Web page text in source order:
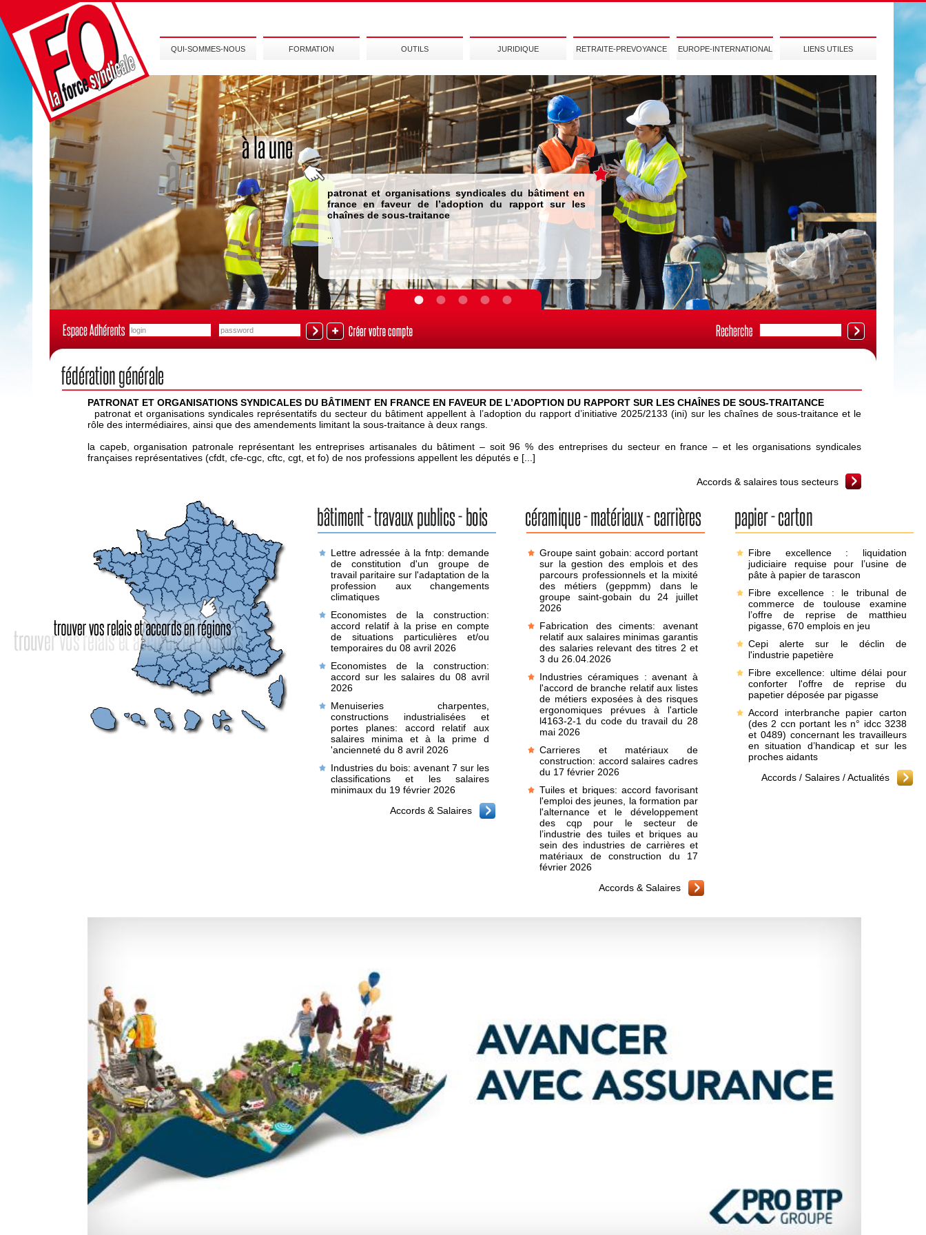
QUI-SOMMES-NOUS FORMATION OUTILS JURIDIQUE RETRAITE-PREVOYANCE EUROPE-INTERNATIONAL LIENS UTILES
patronat et organisations syndicales du bâtiment en
france en faveur de l’adoption du rapport sur les
chaînes de sous-traitance
...
PATRONAT ET ORGANISATIONS SYNDICALES DU BÂTIMENT EN FRANCE EN FAVEUR DE L’ADOPTION DU RAPPORT SUR LES CHAÎNES DE SOUS-TRAITANCE
patronat et organisations syndicales représentatifs du secteur du bâtiment appellent à l’adoption du rapport d’initiative 2025/2133 (ini) sur les chaînes de sous-traitance et le
rôle des intermédiaires, ainsi que des amendements limitant la sous-traitance à deux rangs.
la capeb, organisation patronale représentant les entreprises artisanales du bâtiment – soit 96 % des entreprises du secteur en france – et les organisations syndicales
françaises représentatives (cfdt, cfe-cgc, cftc, cgt, et fo) de nos professions appellent les députés e [...]
Accords & salaires tous secteurs
Lettre adressée à la fntp: demande
de constitution d'un groupe de
travail paritaire sur l'adaptation de la
profession aux changements
climatiques
Economistes de la construction:
accord relatif à la prise en compte
de situations particulières et/ou
temporaires du 08 avril 2026
Economistes de la construction:
accord sur les salaires du 08 avril
2026
Menuiseries charpentes,
constructions industrialisées et
portes planes: accord relatif aux
salaires minima et à la prime d
'ancienneté du 8 avril 2026
Industries du bois: avenant 7 sur les
classifications et les salaires
minimaux du 19 février 2026
Accords & Salaires
Groupe saint gobain: accord portant
sur la gestion des emplois et des
parcours professionnels et la mixité
des métiers (geppmm) dans le
groupe saint-gobain du 24 juillet
2026
Fabrication des ciments: avenant
relatif aux salaires minimas garantis
des salaries relevant des titres 2 et
3 du 26.04.2026
Industries céramiques : avenant à
l'accord de branche relatif aux listes
de métiers exposées à des risques
ergonomiques prévues à l'article
l4163-2-1 du code du travail du 28
mai 2026
Carrieres et matériaux de
construction: accord salaires cadres
du 17 février 2026
Tuiles et briques: accord favorisant
l'emploi des jeunes, la formation par
l'alternance et le développement
des cqp pour le secteur de
l’industrie des tuiles et briques au
sein des industries de carrières et
matériaux de construction du 17
février 2026
Accords & Salaires
Fibre excellence : liquidation
judiciaire requise pour l’usine de
pâte à papier de tarascon
Fibre excellence : le tribunal de
commerce de toulouse examine
l’offre de reprise de matthieu
pigasse, 670 emplois en jeu
Cepi alerte sur le déclin de
l'industrie papetière
Fibre excellence: ultime délai pour
conforter l'offre de reprise du
papetier déposée par pigasse
Accord interbranche papier carton
(des 2 ccn portant les n° idcc 3238
et 0489) concernant les travailleurs
en situation d’handicap et sur les
proches aidants
Accords / Salaires /Actualités